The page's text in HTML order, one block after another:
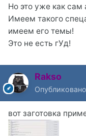
Но это уже как сам
Имеем такого
имеем его темы!
Это не есть гУд!
Rakso
Опубликовано
вот заготовка